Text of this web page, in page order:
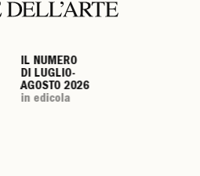
IL NUMERO
DI LUGLIO-
AGOSTO 2026
in edicola
IL NUMERO
DI LUGLIO-
AGOSTO 2026
in edicola
IL NUMERO
DI LUGLIO-
AGOSTO 2026
in edicola
IL NUMERO
DI LUGLIO-
AGOSTO 2026
in edicola